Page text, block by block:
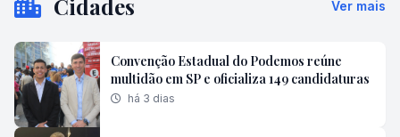
Cidades Ver mais
Convenção Estadual do Podemos reúne
multidão em SP e oficializa 149 candidaturas
há 3 dias